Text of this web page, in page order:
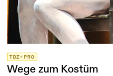
TDZ+ PRO
Wege zum Kostüm